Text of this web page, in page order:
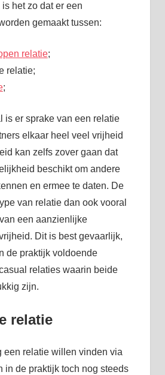
het zo dat er een
gemaakt tussen:
relatie;
relatie;
;
is er sprake van een relatie
elkaar heel veel vrijheid
kan zelfs zover gaan dat
beschikt om andere
en ermee te daten. De
van relatie dan ook vooral
een aanzienlijke
Dit is best gevaarlijk,
de praktijk voldoende
relaties waarin beide
zijn.
relatie
een relatie willen vinden via
in de praktijk toch nog steeds